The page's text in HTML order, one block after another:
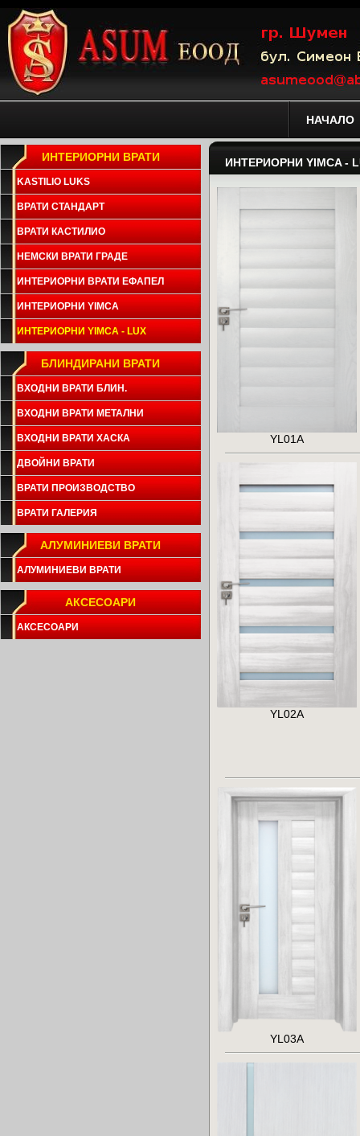
НАЧАЛО
ИНТЕРИОРНИ ВРАТИ
KASTILIO LUKS
ВРАТИ СТАНДАРТ
ВРАТИ КАСТИЛИО
НЕМСКИ ВРАТИ ГРАДЕ
ИНТЕРИОРНИ ВРАТИ ЕФАПЕЛ
ИНТЕРИОРНИ YIMCA
ИНТЕРИОРНИ YIMCA - LUX
БЛИНДИРАНИ ВРАТИ
ВХОДНИ ВРАТИ БЛИН.
ВХОДНИ ВРАТИ МЕТАЛНИ
ВХОДНИ ВРАТИ ХАСКА
ДВОЙНИ ВРАТИ
ВРАТИ ПРОИЗВОДСТВО
ВРАТИ ГАЛЕРИЯ
АЛУМИНИЕВИ ВРАТИ
АЛУМИНИЕВИ ВРАТИ
АКСЕСОАРИ
АКСЕСОАРИ
ИНТЕРИОРНИ YIMCA -
YL01A
YL02A
YL03A